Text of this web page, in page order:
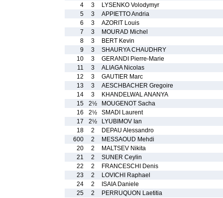
4
3
LYSENKO Volodymyr
5
3
APPIETTO Andria
6
3
AZORIT Louis
7
3
MOURAD Michel
8
3
BERT Kevin
9
3
SHAURYA CHAUDHRY
10
3
GERANDI Pierre-Marie
11
3
ALIAGA Nicolas
12
3
GAUTIER Marc
13
3
AESCHBACHER Gregoire
14
3
KHANDELWAL ANANYA
15
2½
MOUGENOT Sacha
16
2½
SMADI Laurent
17
2½
LYUBIMOV Ian
18
2
DEPAU Alessandro
600
2
MESSAOUD Mehdi
20
2
MALTSEV Nikita
21
2
SUNER Ceylin
22
2
FRANCESCHI Denis
23
2
LOVICHI Raphael
24
2
ISAIA Daniele
25
2
PERRUQUON Laetitia